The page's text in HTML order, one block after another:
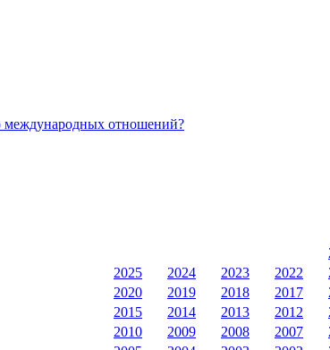
международных отношений?
2025
2024 2023 2022
2020
2019 2018 2017
2015
2014 2013 2012
2010
2009 2008 2007